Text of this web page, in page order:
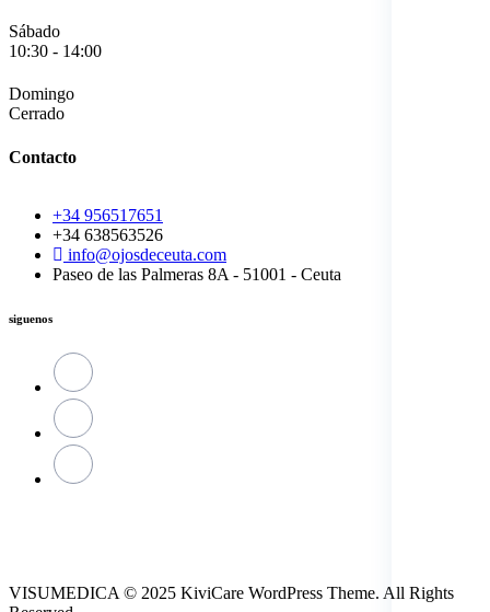
Sábado
10:30 - 14:00
Domingo
Cerrado
Contacto
+34 956517651
+34 638563526
info@ojosdeceuta.com
Paseo de las Palmeras 8A - 51001 - Ceuta
siguenos
VISUMEDICA © 2025 KiviCare WordPress Theme. All Rights